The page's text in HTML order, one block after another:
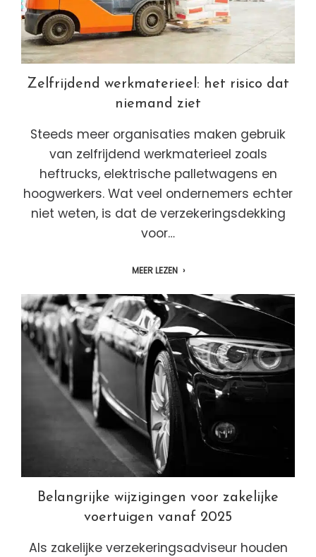
Zelfrijdend werkmaterieel: het risico dat
niemand ziet
Steeds meer organisaties maken gebruik
van zelfrijdend werkmaterieel zoals
heftrucks, elektrische palletwagens en
hoogwerkers. Wat veel ondernemers echter
niet weten, is dat de verzekeringsdekking
voor…
MEER LEZEN
Belangrijke wijzigingen voor zakelijke
voertuigen vanaf 2025
Als zakelijke verzekeringsadviseur houden